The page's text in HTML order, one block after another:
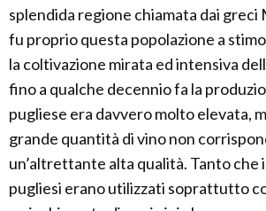
splendida regione chiamata dai greci
fu proprio questa popolazione a
la coltivazione mirata ed intensiva
fino a qualche decennio fa la
pugliese era davvero molto elevata,
grande quantità di vino non
un’altrettante alta qualità. Tanto
pugliesi erano utilizzati soprattutto